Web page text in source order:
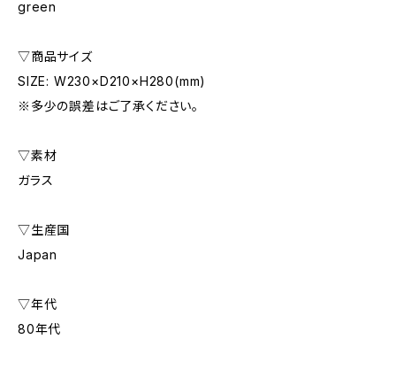
green
▽商品サイズ
SIZE: W230×D210×H280(mm)
※多少の誤差はご了承ください。
▽素材
ガラス
▽生産国
Japan
▽年代
80年代